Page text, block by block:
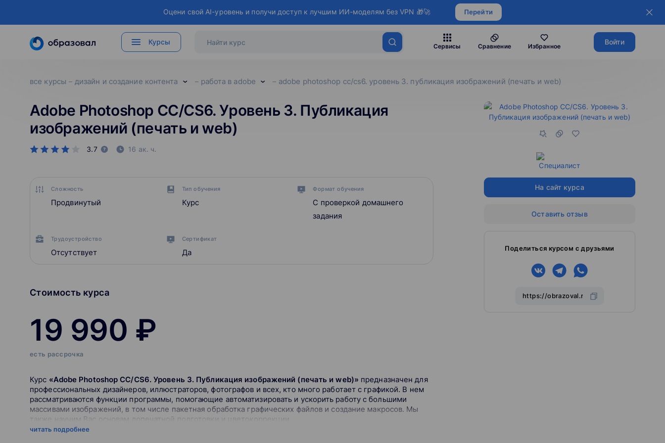
Оцени свой AI-уровень и получи доступ к лучшим ИИ-моделям без VPN 🎁🚀 Перейти
Курсы
Сервисы Сравнение Избранное
Войти
все курсы дизайн и создание контента работа в adobe adobe photoshop сс/cs6. уровень 3. публикация изображений (печать и web)
Adobe Photoshop СС/CS6. Уровень 3. Публикация
изображений (печать и web)
3.7 16 ак. ч.
Сложность
Продвинутый
Тип обучения
Курс
Формат обучения
С проверкой домашнего
задания
Трудоустройство
Отсутствует
Сертификат
Да
Стоимость курса
19 990 ₽
есть рассрочка
Курс «Adobe Photoshop СС/CS6. Уровень 3. Публикация изображений (печать и web)» предназначен для
профессиональных дизайнеров, иллюстраторов, фотографов и всех, кто много работает с графикой. В нем
рассматриваются функции программы, помогающие автоматизировать и ускорить работу с большими
массивами изображений, в том числе пакетная обработка графических файлов и создание макросов. Мы
также научим Вас основам допечатной подготовки и цветокоррекции.
читать подробнее
На сайт курса
Оставить отзыв
Поделиться курсом с друзьями